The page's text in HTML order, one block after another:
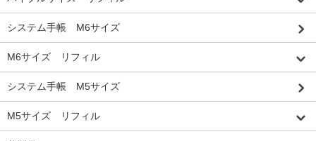
システム手帳 M6サイズ
M6サイズ リフィル
システム手帳 M5サイズ
M5サイズ リフィル